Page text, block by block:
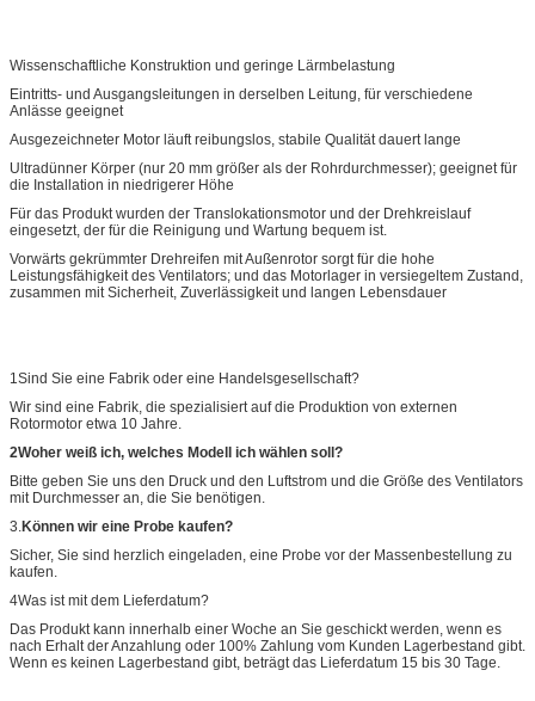
Wissenschaftliche Konstruktion und geringe Lärmbelastung
Eintritts- und Ausgangsleitungen in derselben Leitung, für verschiedene
Anlässe geeignet
Ausgezeichneter Motor läuft reibungslos, stabile Qualität dauert lange
Ultradünner Körper (nur 20 mm größer als der Rohrdurchmesser); geeignet für
die Installation in niedrigerer Höhe
Für das Produkt wurden der Translokationsmotor und der Drehkreislauf
eingesetzt, der für die Reinigung und Wartung bequem ist.
Vorwärts gekrümmter Drehreifen mit Außenrotor sorgt für die hohe
Leistungsfähigkeit des Ventilators; und das Motorlager in versiegeltem Zustand,
zusammen mit Sicherheit, Zuverlässigkeit und langen Lebensdauer
1Sind Sie eine Fabrik oder eine Handelsgesellschaft?
Wir sind eine Fabrik, die spezialisiert auf die Produktion von externen
Rotormotor etwa 10 Jahre.
2Woher weiß ich, welches Modell ich wählen soll?
Bitte geben Sie uns den Druck und den Luftstrom und die Größe des Ventilators
mit Durchmesser an, die Sie benötigen.
3.Können wir eine Probe kaufen?
Sicher, Sie sind herzlich eingeladen, eine Probe vor der Massenbestellung zu
kaufen.
4Was ist mit dem Lieferdatum?
Das Produkt kann innerhalb einer Woche an Sie geschickt werden, wenn es
nach Erhalt der Anzahlung oder 100% Zahlung vom Kunden Lagerbestand gibt.
Wenn es keinen Lagerbestand gibt, beträgt das Lieferdatum 15 bis 30 Tage.